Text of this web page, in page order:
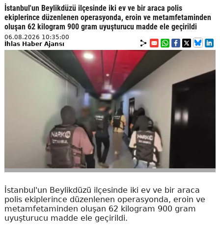
İstanbul'un Beylikdüzü ilçesinde iki ev ve bir araca polis
ekiplerince düzenlenen operasyonda, eroin ve metamfetaminden
oluşan 62 kilogram 900 gram uyuşturucu madde ele geçirildi
06.08.2026 10:35:00
İhlas Haber Ajansı
İstanbul'un Beylikdüzü ilçesinde iki ev ve bir araca
polis ekiplerince düzenlenen operasyonda, eroin ve
metamfetaminden oluşan 62 kilogram 900 gram
uyuşturucu madde ele geçirildi.